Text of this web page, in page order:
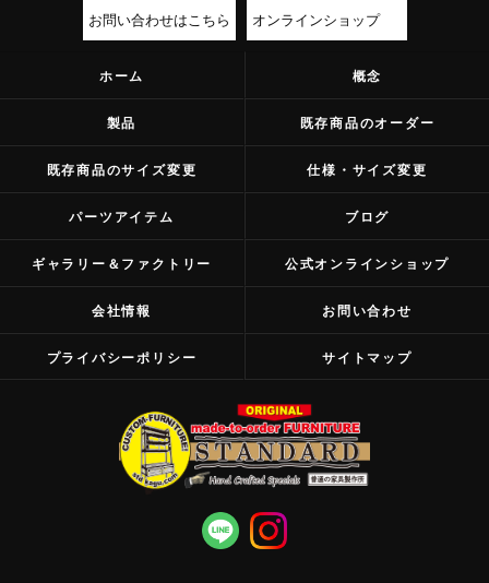
お問い合わせはこちら オンラインショップ
ホーム 概念
製品 既存商品のオーダー
既存商品のサイズ変更 仕様・サイズ変更
パーツアイテム ブログ
ギャラリー＆ファクトリー 公式オンラインショップ
会社情報 お問い合わせ
プライバシーポリシー サイトマップ